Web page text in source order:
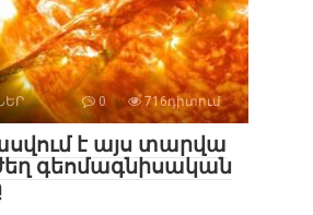
0 716դիտում
է այս տարվա
գեոմագնիսական